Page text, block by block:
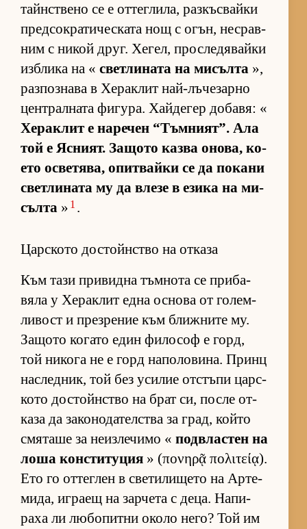
тайн­с­т­вено се е от­тег­ли­ла, раз­къс­вайки
пред­сок­ра­ти­чес­ката нощ с огън, нес­рав­
ним с ни­кой друг. Хе­гел, прос­ле­дя­вайки
из­б­лика на « свет­ли­ната на ми­сълта »,
раз­поз­нава в Хе­рак­лит най-лъ­че­зарно
цен­т­рал­ната фи­гу­ра. Хай­де­гер до­ба­вя: «
Хе­рак­лит е на­ре­чен “Тъм­ни­ят”. Ала
той е Яс­ни­ят. За­щото казва оно­ва, ко­
ето ос­ве­тя­ва, опит­вайки се да по­кани
свет­ли­ната му да влезе в езика на ми­
сълта » 1 .
Царското достойнство на отказа
Към тази при­видна тъм­нота се при­ба­
вяла у Хе­рак­лит една ос­нова от го­лем­
ли­вост и през­ре­ние към ближ­ните му.
За­щото ко­гато един фи­ло­соф е горд,
той ни­кога не е горд на­по­ло­ви­на. Принц
нас­лед­ник, той без уси­лие от­с­тъпи цар­с­
кото дос­тойн­с­тво на брат си, после от­
каза да за­ко­но­да­тел­с­тва за град, който
смя­таше за не­из­ле­чимо « под­в­лас­тен на
лоша кон­с­ти­ту­ция » (πονηρᾷ πολιτείᾳ).
Ето го от­тег­лен в све­ти­ли­щето на Ар­те­
ми­да, иг­раещ на зар­чета с де­ца. На­пи­
раха ли лю­бо­питни около не­го? Той им